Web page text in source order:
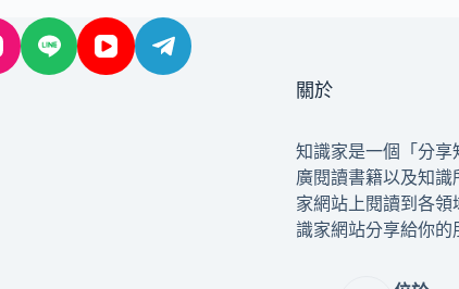
關於
知識家是一個「分享
廣閱讀書籍以及知
家網站上閱讀到各領
識家網站分享給你的